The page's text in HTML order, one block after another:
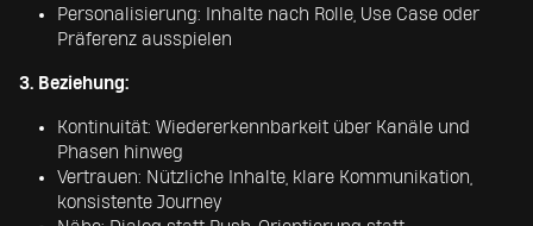
Personalisierung: Inhalte nach Rolle, Use Case oder
Präferenz ausspielen
3. Beziehung:
Kontinuität: Wiedererkennbarkeit über Kanäle und
Phasen hinweg
Vertrauen: Nützliche Inhalte, klare Kommunikation,
konsistente Journey